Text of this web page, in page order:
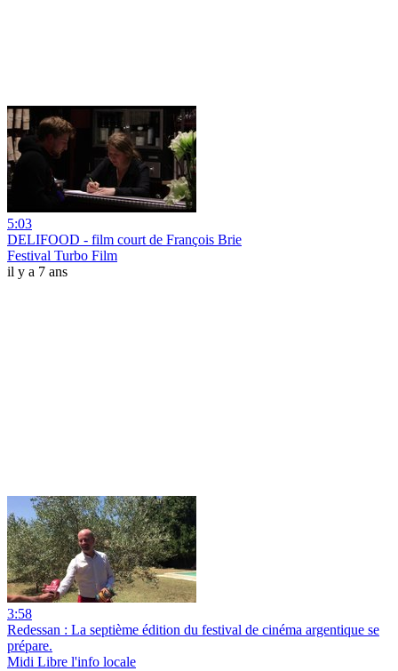
5:03
DELIFOOD - film court de François Brie
Festival Turbo Film
il y a 7 ans
3:58
Redessan : La septième édition du festival de cinéma argentique se
prépare.
Midi Libre l'info locale